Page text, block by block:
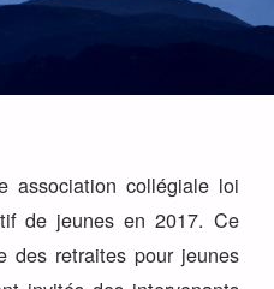
collégiale loi
de jeunes en 2017. Ce
des retraites pour jeunes